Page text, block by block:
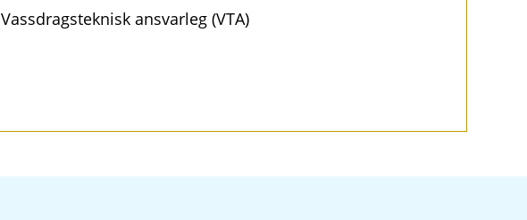
Vassdragsteknisk ansvarleg (VTA)